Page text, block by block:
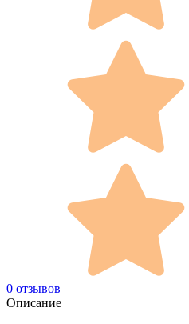
0 отзывов
Описание